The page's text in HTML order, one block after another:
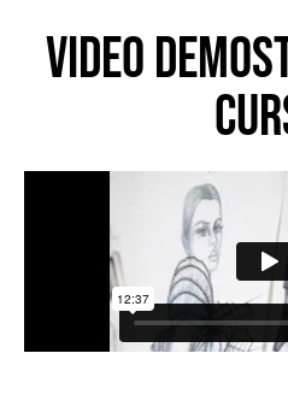
Video